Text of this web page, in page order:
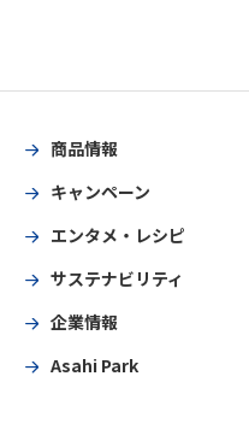
商品情報
キャンペーン
エンタメ・レシピ
サステナビリティ
企業情報
Asahi Park